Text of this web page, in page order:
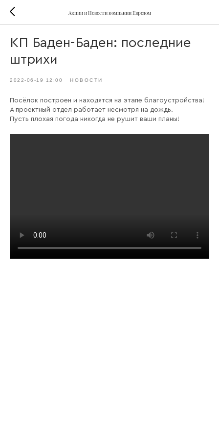
Акции и Новости компании Евродом
КП Баден-Баден: последние
штрихи
2022-06-19 12:00 НОВОСТИ
Посёлок построен и находятся на этапе благоустройства!
А проектный отдел работает несмотря на дождь.
Пусть плохая погода никогда не рушит ваши планы!